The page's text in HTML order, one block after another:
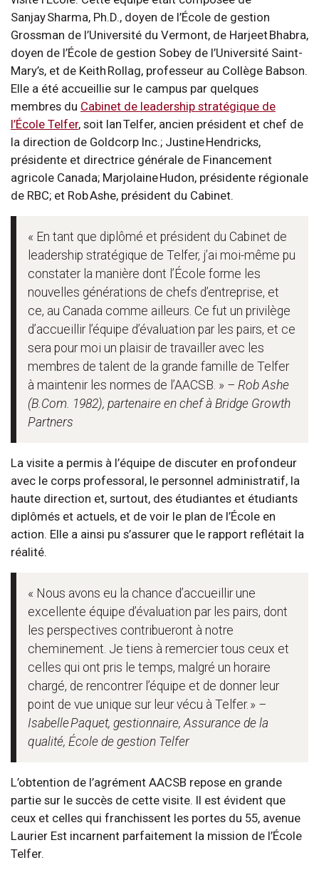
Sanjay Sharma, Ph.D., doyen de l’École de gestion
Grossman de l’Université du Vermont, de Harjeet Bhabra,
doyen de l’École de gestion Sobey de l’Université Saint-
Mary’s, et de Keith Rollag, professeur au Collège Babson.
Elle a été accueillie sur le campus par quelques
membres du Cabinet de leadership stratégique de
l’École Telfer, soit Ian Telfer, ancien président et chef de
la direction de Goldcorp Inc.; Justine Hendricks,
présidente et directrice générale de Financement
agricole Canada; Marjolaine Hudon, présidente régionale
de RBC; et Rob Ashe, président du Cabinet.
« En tant que diplômé et président du Cabinet de
leadership stratégique de Telfer, j’ai moi-même pu
constater la manière dont l’École forme les
nouvelles générations de chefs d’entreprise, et
ce, au Canada comme ailleurs. Ce fut un privilège
d’accueillir l’équipe d’évaluation par les pairs, et ce
sera pour moi un plaisir de travailler avec les
membres de talent de la grande famille de Telfer
à maintenir les normes de l’AACSB. » – Rob Ashe
(B.Com. 1982), partenaire en chef à Bridge Growth
Partners
La visite a permis à l’équipe de discuter en profondeur
avec le corps professoral, le personnel administratif, la
haute direction et, surtout, des étudiantes et étudiants
diplômés et actuels, et de voir le plan de l’École en
action. Elle a ainsi pu s’assurer que le rapport reflétait la
réalité.
« Nous avons eu la chance d’accueillir une
excellente équipe d’évaluation par les pairs, dont
les perspectives contribueront à notre
cheminement. Je tiens à remercier tous ceux et
celles qui ont pris le temps, malgré un horaire
chargé, de rencontrer l’équipe et de donner leur
point de vue unique sur leur vécu à Telfer. » –
Isabelle Paquet, gestionnaire, Assurance de la
qualité, École de gestion Telfer
L’obtention de l’agrément AACSB repose en grande
partie sur le succès de cette visite. Il est évident que
ceux et celles qui franchissent les portes du 55, avenue
Laurier Est incarnent parfaitement la mission de l’École
Telfer.